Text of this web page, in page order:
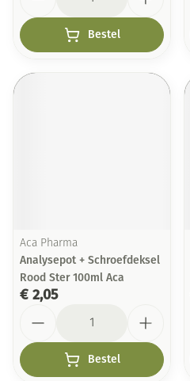
Bestel
Aca Pharma
Analysepot + Schroefdeksel
Rood Ster 100ml Aca
€ 2,05
Bestel